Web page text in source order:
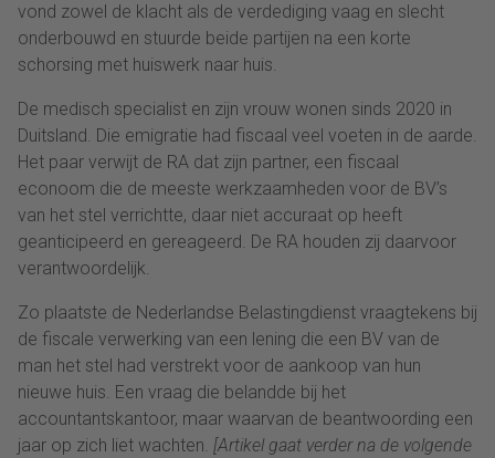
vond zowel de klacht als de verdediging vaag en slecht
onderbouwd en stuurde beide partijen na een korte
schorsing met huiswerk naar huis.
De medisch specialist en zijn vrouw wonen sinds 2020 in
Duitsland. Die emigratie had fiscaal veel voeten in de aarde.
Het paar verwijt de RA dat zijn partner, een fiscaal
econoom die de meeste werkzaamheden voor de BV’s
van het stel verrichtte, daar niet accuraat op heeft
geanticipeerd en gereageerd. De RA houden zij daarvoor
verantwoordelijk.
Zo plaatste de Nederlandse Belastingdienst vraagtekens bij
de fiscale verwerking van een lening die een BV van de
man het stel had verstrekt voor de aankoop van hun
nieuwe huis. Een vraag die belandde bij het
accountantskantoor, maar waarvan de beantwoording een
jaar op zich liet wachten. [Artikel gaat verder na de volgende